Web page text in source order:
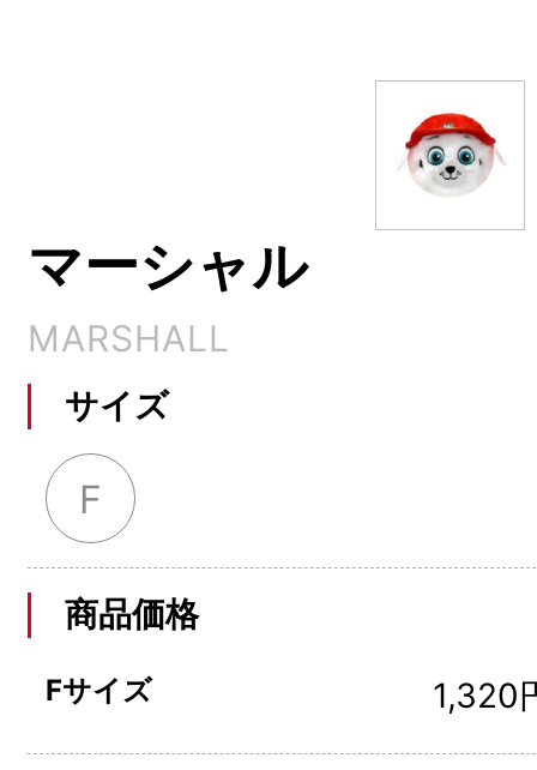
マーシャル
MARSHALL
サイズ
F
商品価格
Fサイズ 1,320